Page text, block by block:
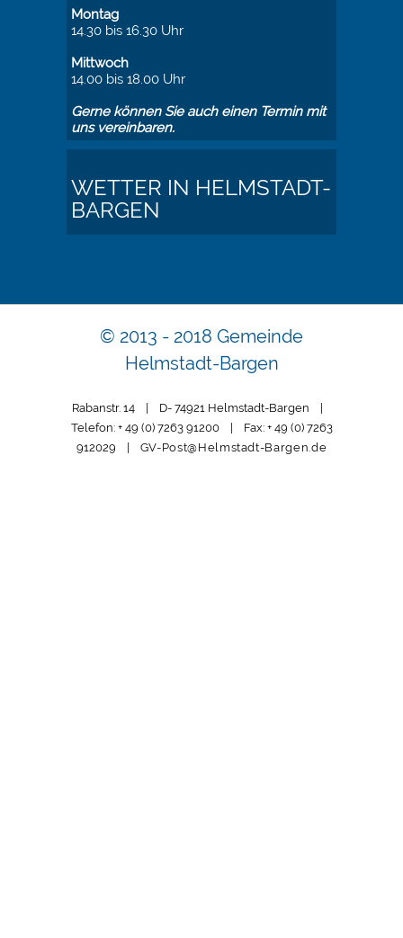
Montag
14.30 bis 16.30 Uhr
Mittwoch
14.00 bis 18.00 Uhr
Gerne können Sie auch einen Termin mit
uns vereinbaren.
WETTER IN HELMSTADT-
BARGEN
© 2013 - 2018 Gemeinde
Helmstadt-Bargen
Rabanstr. 14 | D- 74921 Helmstadt-Bargen |
Telefon: + 49 (0) 7263 91200 | Fax: + 49 (0) 7263
912029 | GV-Post@Helmstadt-Bargen.de